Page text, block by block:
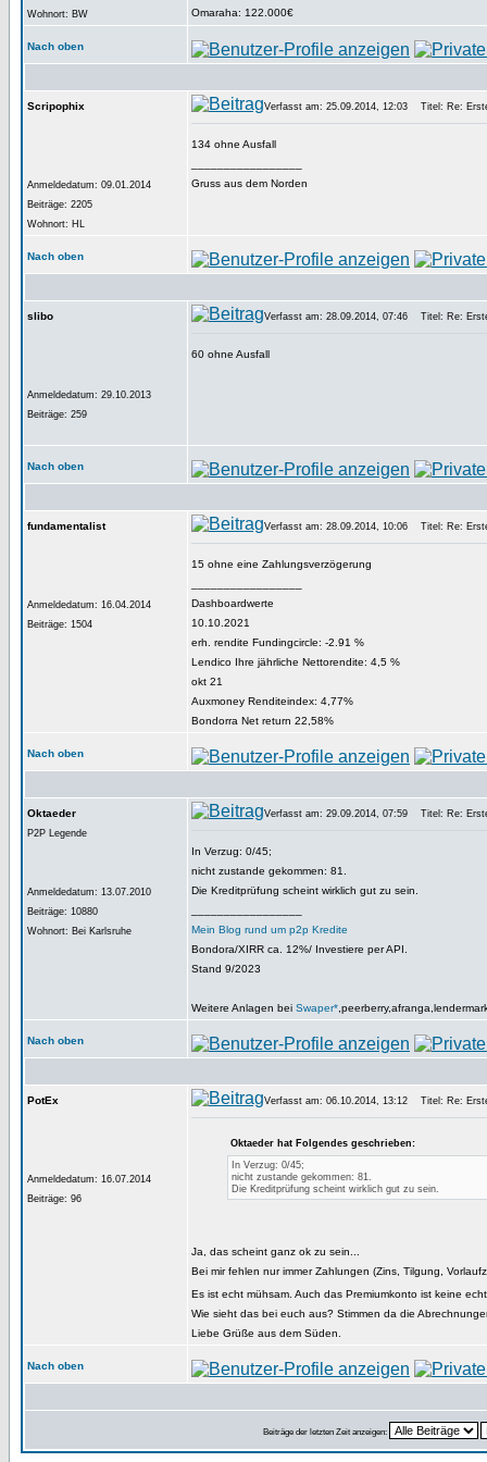
Wohnort: BW Omaraha: 122.000€
Nach oben
Scripophix
Anmeldedatum: 09.01.2014
Beiträge: 2205
Wohnort: HL
Verfasst am: 25.09.2014, 12:03 Titel: Re:
134 ohne Ausfall
Gruss aus dem Norden
Nach oben
slibo
Anmeldedatum: 29.10.2013
Beiträge: 259
Verfasst am: 28.09.2014, 07:46 Titel: Re:
60 ohne Ausfall
Nach oben
fundamentalist
Anmeldedatum: 16.04.2014
Beiträge: 1504
Verfasst am: 28.09.2014, 10:06 Titel: Re:
15 ohne eine Zahlungsverzögerung
Dashboardwerte
10.10.2021
erh. rendite Fundingcircle: -2.91 %
Lendico Ihre jährliche Nettorendite: 4,5 %
okt 21
Auxmoney Renditeindex: 4,77%
Bondorra Net return 22,58%
Nach oben
Oktaeder
P2P Legende
Anmeldedatum: 13.07.2010
Beiträge: 10880
Wohnort: Bei Karlsruhe
Verfasst am: 29.09.2014, 07:59 Titel: Re:
In Verzug: 0/45;
nicht zustande gekommen: 81.
Die Kreditprüfung scheint wirklich gut zu sein.
Mein Blog rund um p2p Kredite
Bondora/XIRR ca. 12%/ Investiere per API.
Stand 9/2023
Weitere Anlagen bei Swaper*
Nach oben
PotEx
Anmeldedatum: 16.07.2014
Beiträge: 96
Verfasst am: 06.10.2014, 13:12 Titel: Re:
Oktaeder hat Folgendes geschrieben:
In Verzug: 0/45;
nicht zustande gekommen: 81.
Die Kreditprüfung scheint wirklich gut zu sein.
Ja, das scheint ganz ok zu sein...
Bei mir fehlen nur immer Zahlungen (Zins, Tilgung,
Es ist echt mühsam. Auch das Premiumkonto ist keine
Wie sieht das bei euch aus? Stimmen da die
Liebe Grüße aus dem Süden.
Nach oben
Beiträge der letzten Zeit anzeigen: